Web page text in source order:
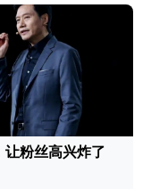
让粉丝高兴炸了